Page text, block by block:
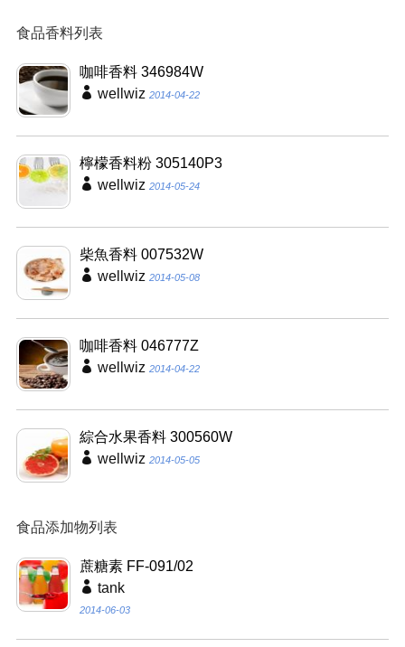
食品香料列表
咖啡香料 346984W
wellwiz 2014-04-22
檸檬香料粉 305140P3
wellwiz 2014-05-24
柴魚香料 007532W
wellwiz 2014-05-08
咖啡香料 046777Z
wellwiz 2014-04-22
綜合水果香料 300560W
wellwiz 2014-05-05
食品添加物列表
蔗糖素 FF-091/02
tank
2014-06-03